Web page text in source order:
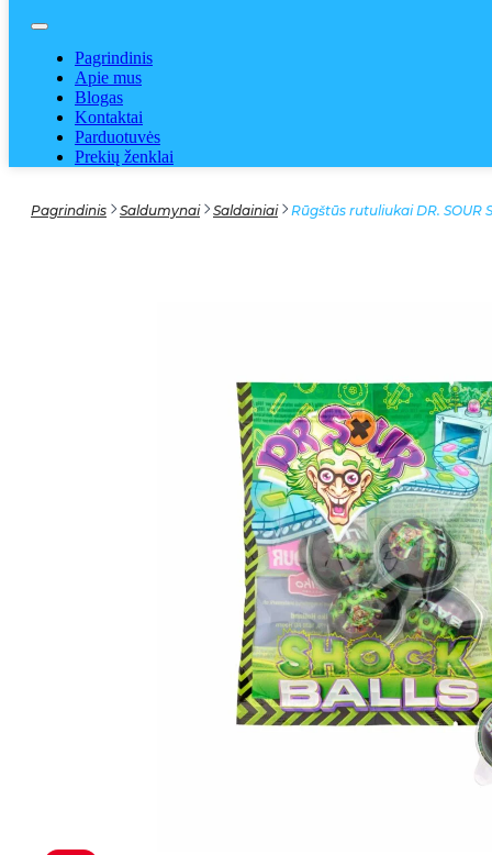
Pagrindinis
Apie mus
Blogas
Kontaktai
Parduotuvės
Prekių ženklai
Pagrindinis Saldumynai Saldainiai Rūgštūs rutuliukai DR. SOUR